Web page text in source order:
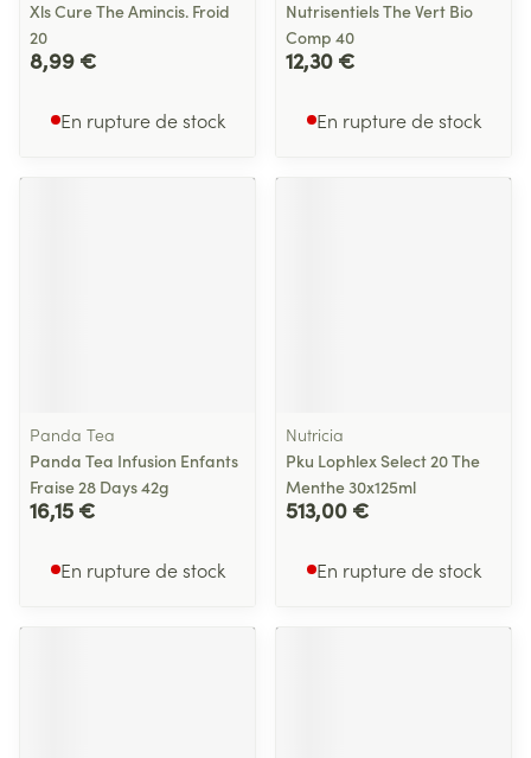
Xls Cure The Amincis. Froid
20
8,99 €
En rupture de stock
Nutrisentiels The Vert Bio
Comp 40
12,30 €
En rupture de stock
Panda Tea
Panda Tea Infusion Enfants
Fraise 28 Days 42g
16,15 €
En rupture de stock
Nutricia
Pku Lophlex Select 20 The
Menthe 30x125ml
513,00 €
En rupture de stock